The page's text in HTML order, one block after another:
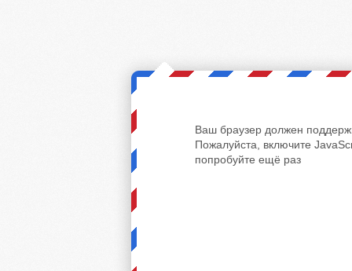
Ваш браузер должен
Пожалуйста, включите
попробуйте ещё раз